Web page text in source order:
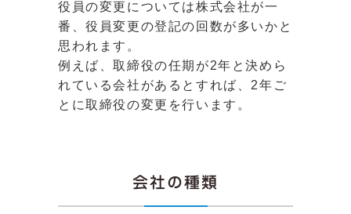
役員の変更については株式会社が一
番、役員変更の登記の回数が多いかと
思われます。
例えば、取締役の任期が2年と決めら
れている会社があるとすれば、2年ご
とに取締役の変更を行います。
会社の種類